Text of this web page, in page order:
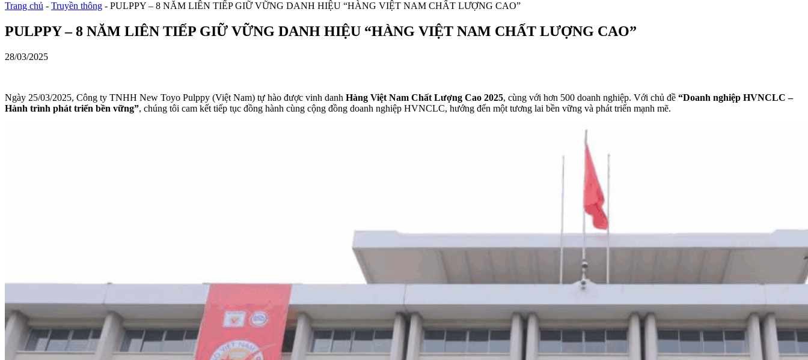
Trang chủ - Truyền thông - PULPPY – 8 NĂM LIÊN TIẾP GIỮ VỮNG DANH HIỆU “HÀNG VIỆT NAM CHẤT LƯỢNG CAO”
PULPPY – 8 NĂM LIÊN TIẾP GIỮ VỮNG DANH HIỆU “HÀNG VIỆT NAM CHẤT LƯỢNG CAO”
28/03/2025
Ngày 25/03/2025, Công ty TNHH New Toyo Pulppy (Việt Nam) tự hào được vinh danh Hàng Việt Nam Chất Lượng Cao 2025, cùng với hơn 500 doanh nghiệp. Với chủ đề “Doanh nghiệp HVNCLC –
Hành trình phát triển bền vững”, chúng tôi cam kết tiếp tục đồng hành cùng cộng đồng doanh nghiệp HVNCLC, hướng đến một tương lai bền vững và phát triển mạnh mẽ.